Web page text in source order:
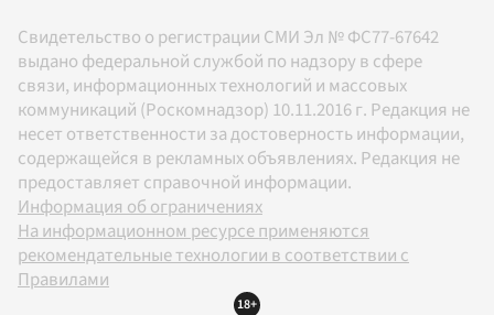
Свидетельство о регистрации СМИ Эл № ФС77-67642
выдано федеральной службой по надзору в сфере
связи, информационных технологий и массовых
коммуникаций (Роскомнадзор) 10.11.2016 г. Редакция не
несет ответственности за достоверность информации,
содержащейся в рекламных объявлениях. Редакция не
предоставляет справочной информации.
Информация об ограничениях
На информационном ресурсе применяются
рекомендательные технологии в соответствии с
Правилами
18+